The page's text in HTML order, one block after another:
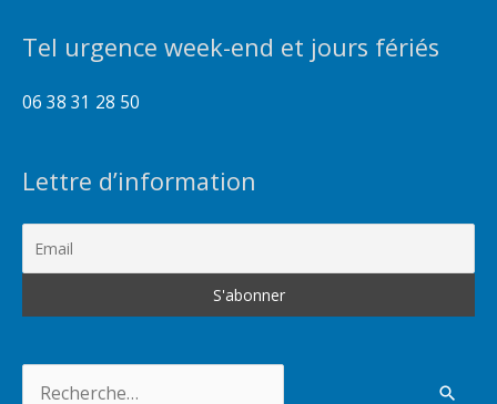
Tel urgence week-end et jours fériés
06 38 31 28 50
Lettre d’information